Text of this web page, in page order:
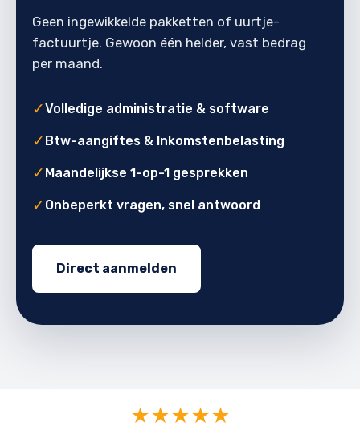
Geen ingewikkelde pakketten of uurtje-
factuurtje. Gewoon één helder, vast bedrag
per maand.
✓Volledige administratie & software
✓ Btw-aangiftes & Inkomstenbelasting
✓ Maandelijkse 1-op-1 gesprekken
✓ Onbeperkt vragen, snel antwoord
Direct aanmelden
★★★★★